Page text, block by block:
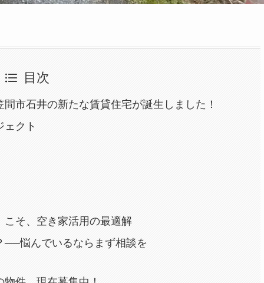
目次
市石井の新たな賃貸住宅が誕生しました！
クト
そ、空き家活用の最適解
悩んでいるならまず相談を